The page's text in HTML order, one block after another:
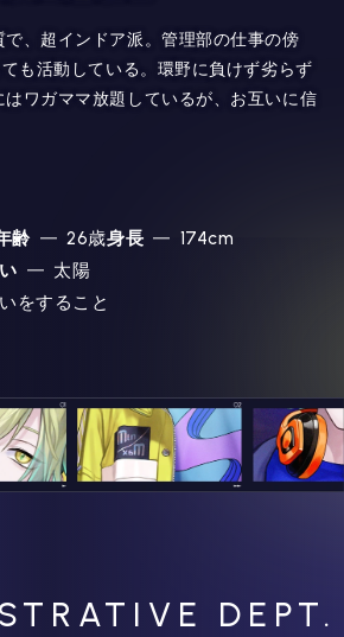
で、超インドア派。管理部の仕事の傍
も活動している。環野に負けず劣らず
ワガママ放題しているが、お互いに信
齢 26歳身長
174cm
太陽
をすること
DEPT.